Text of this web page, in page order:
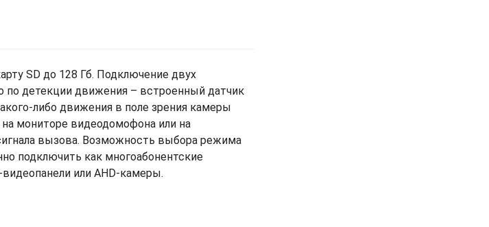
SD до 128 Гб. Подключение двух
по детекции движения – встроенный датчик
либо движения в поле зрения камеры
мониторе видеодомофона или на
вызова. Возможность выбора режима
подключить как многоабонентские
или AHD-камеры.